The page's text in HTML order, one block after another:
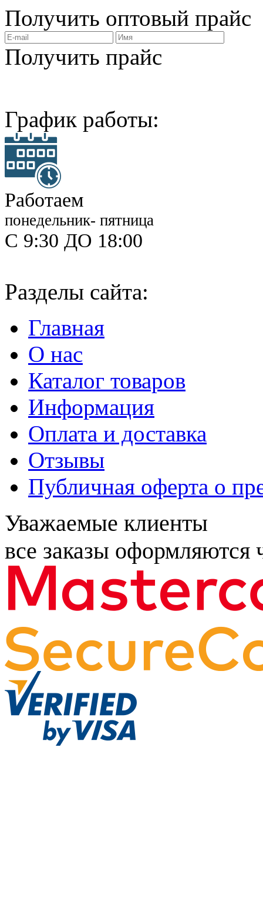
Получить оптовый прайс
Получить прайс
График работы:
Работаем
понедельник- пятница
С 9:30 ДО 18:00
Разделы сайта:
Главная
О нас
Каталог товаров
Информация
Оплата и доставка
Отзывы
Публичная оферта о
Уважаемые клиенты
все заказы оформляются